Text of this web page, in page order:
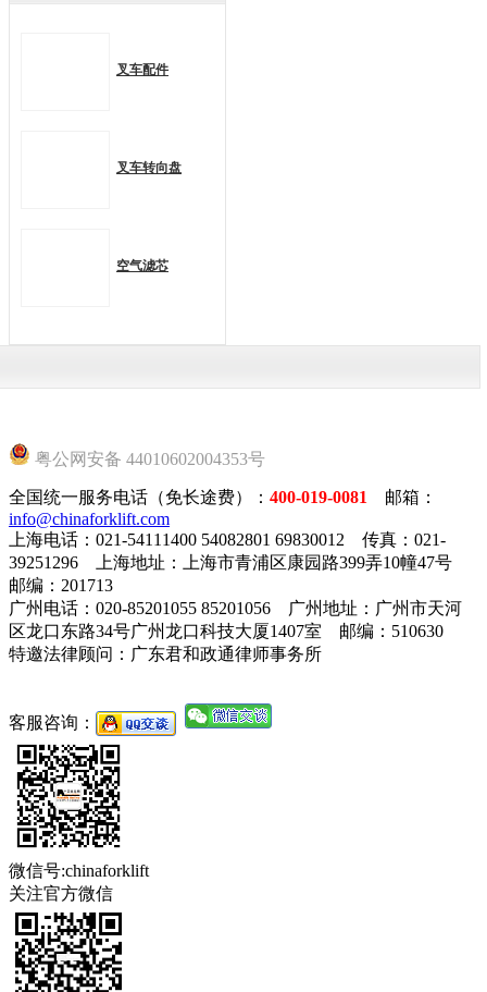
叉车配件
叉车转向盘
空气滤芯
粤公网安备 44010602004353号
全国统一服务电话（免长途费）： 400-019-0081
邮箱：
info@chinaforklift.com
上海电话：021-54111400 54082801 69830012 传真：021-
39251296 上海地址：上海市青浦区康园路399弄10幢47号
邮编：201713
广州电话：020-85201055 85201056 广州地址：广州市天河
区龙口东路34号广州龙口科技大厦1407室 邮编：510630
特邀法律顾问：广东君和政通律师事务所
客服咨询：
微信号:chinaforklift
关注官方微信